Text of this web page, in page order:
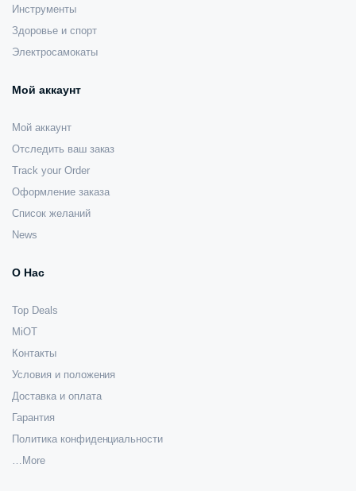
Инструменты
Здоровье и спорт
Электросамокаты
Мой аккаунт
Мой аккаунт
Отследить ваш заказ
Track your Order
Оформление заказа
Список желаний
News
О Нас
Top Deals
MiOT
Контакты
Условия и положения
Доставка и оплата
Гарантия
Политика конфиденциальности
…More